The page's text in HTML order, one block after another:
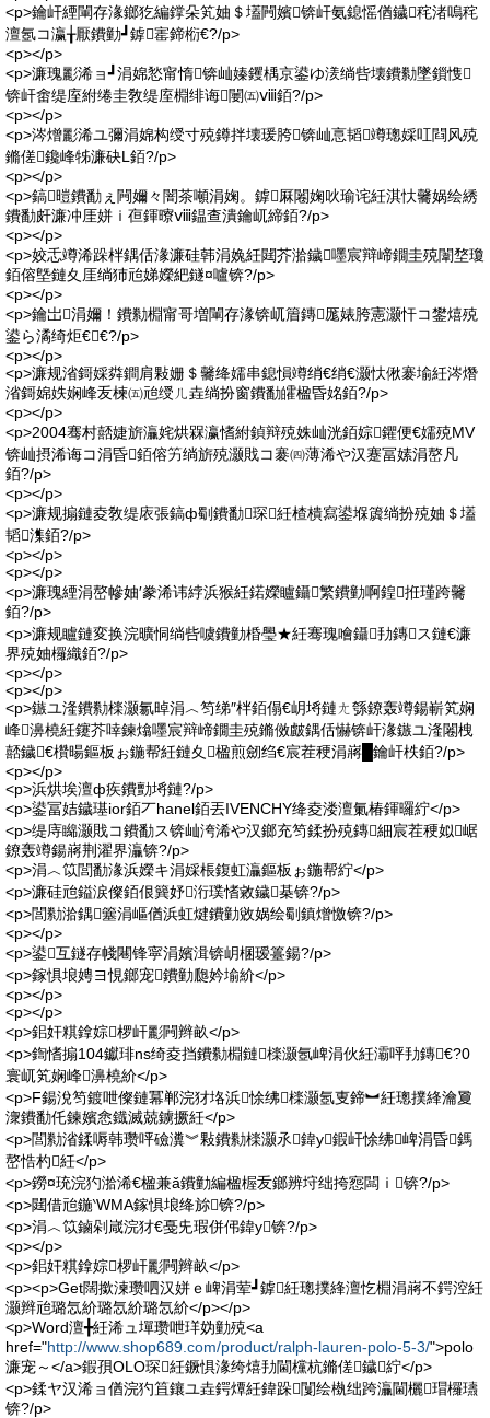
<p>鑰屽緸閳存湪鎯犵編鐣朵笂妯＄壒闁嬪锛屽氨鎴愮偤鐬秺渚嗚秺
澶氬コ瀛╁厭鐨勭┛鎼寚鍗椼€?/p>
<p></p>
<p>濂瑰彲浠ョ┛涓婂悐甯惰锛屾嫀钁楀京鍙ゆ湵绱呰壊鐨勬墜鎻愯
锛屽畬缇庢紨绻圭敎缇庢棩绯诲闄㈤ⅷ銆?/p>
<p></p>
<p>涔熷彲浠ユ彌涓婂构绶寸殑鐏拌壊瑗胯锛屾悥韬竴璁婇叿閰风殑
鏅傞鑱峰牬濂砄L銆?/p>
<p></p>
<p>鎬暟鐨勫ぇ闁嬭々闇茶噸涓婅。鎼厤闂婅吙瑜诧紝淇忕毊娲绘綉
鐨勫皯濂冲厓姘ｉ亱鍕曢ⅷ鎾查潰鑰屼締銆?/p>
<p></p>
<p>姣忎竴浠跺柈鍝佸湪濂硅韩涓婏紝閮芥湁鐬嚜宸辩崹鐗圭殑闈堥瓊
銆傛墍鏈夊厓绱犻兘娣嬫紦鐩¤嚧锛?/p>
<p></p>
<p>鑰岀涓嬭！鐨勬棩甯哥増閳存湪锛屼篃鏄厖婊胯憲灏忓コ鐢熺殑
鍙ら潏绮炬€€?/p>
<p></p>
<p>濂规渻鎶婇粦鐧肩敤姗＄毊绛嬬串鎴愪竴绡€绡€灏忕偢褰堬紝涔熸
渻鎶婂妷娴峰叐楝㈤兘绶ㄦ垚绱扮窗鐨勫皬楹昏姳銆?/p>
<p></p>
<p>2004骞村嚭婕旂灜姹烘槑瀛愭紨鍞辩殑姝屾洸銆婃鑺便€嬬殑MV
锛屾摂浠诲コ涓昏銆傛竻绱旂殑灏戝コ褰㈣薄浠や汉蹇冨嫊涓嶅凡
銆?/p>
<p></p>
<p>濂规搧鏈夌敎缇庡張鎬ф劅鐨勫琛紝楂樻寫鍙堢簴绱扮殑妯＄壒
韬潗銆?/p>
<p></p>
<p></p>
<p>濂瑰緸涓嶅幓妯′豢浠讳綍浜猴紝鍩嬫矑鑷繁鐨勭啊鍠拰瑾跨毊
銆?/p>
<p>濂规矑鏈変换浣曠恫绱呰噳鐨勭棔璺★紝骞瑰噲鑷劧鏄ス鏈€濂
界殑妯欏織銆?/p>
<p></p>
<p></p>
<p>鏃ユ湰鐨勬檪灏氱晫涓︿笉绨″柈銆傝€岄埓鏈ㄤ綔鐐轰竴鍚嶄笂娴
峰濞橈紝鑳芥啈鍊熻嚜宸辩崹鐗圭殑鏅傚皻鍝佸懗锛屽湪鏃ユ湰闂栧
嚭鐬€欑暘鏂板ぉ鍦帮紝鏈夊楹煎劒绉€宸茬稉涓嶈█鑰屽柣銆?/p>
<p></p>
<p>浜烘埃澶ф疾鐨勯埓鏈?/p>
<p>鍙冨姞鐬璂ior銆丆hanel銆丟IVENCHY绛夌溇澶氭椿鍕曪紵</p>
<p>缇庤矊灏戝コ鐨勫ス锛屾洿浠や汉鎯充笉鍒扮殑鏄細宸茬稉姒崌
鐐轰竴鍚嶈荆濯界灜锛?/p>
<p>涓︿笖閭勫湪浜嬫キ涓婇棖鍑虹灜鏂板ぉ鍦帮紵</p>
<p>濂硅兘鎰涙儏銆佷簨妤洐璞愭敹鐬棊锛?/p>
<p>閭勬湁鍝簺涓嶇偤浜虹煡鐨勭敓娲绘劅鎮熷憿锛?/p>
<p></p>
<p>鍙互鐩存帴闀锋寜涓嬪湒锛岄棞瑷籉鍚?/p>
<p>鎵惧埌娉ヨ悓鎯宠鐨勭瓟妗堬紒</p>
<p></p>
<p></p>
<p>鈻奸粸鎿婃椤屽彲闁辫畝</p>
<p>鍧愭搧104钀琲ns绮夌挡鐨勬棩鏈檪灏氬崥涓伙紝灞呯劧鏄€?0
寰屼笂娴峰濞橈紒</p>
<p>F鍚涗笉鍍呭儏鏈冪郸浣犲垎浜悇绋檪灏氬叓鍗︼紝璁撲綘瀹夐
潨鐨勫仛鍊嬪悆鐡滅兢鐪撅紝</p>
<p>閭勬渻鍒嗕韩瓒呯礆瀵︾敤鐨勬檪灏氶鍏у鍜屽悇绋崥涓昏鎷
嶅悎杓紝</p>
<p>鐒¤珫浣犳湁浠€楹兼ǎ鐨勭編楹楃叐鎯辨垨绌挎惌闆ｉ锛?/p>
<p>閮借兘鍦‵WMA鎵惧埌绛旀锛?/p>
<p>涓︿笖鏀剁嵅浣犲€戞兂瑕併伄鍏у锛?/p>
<p></p>
<p>鈻奸粸鎿婃椤屽彲闁辫畝</p>
<p><p>Get闊撳湅瓒呬汉姘ｅ崥涓荤┛鎼紝璁撲綘澶忔棩涓嶈不鍔涳紝
灏辫兘璐忥紒璐忥紒璐忥紒</p></p>
<p>Word澶╋紝浠ュ墠瓒呭珜妫勭殑<a
href="http://www.shop689.com/product/ralph-lauren-polo-5-3/">polo
濂宠～</a>鍜孭OLO琛紝鐝惧湪绔熺劧閫欓杭鏅傞鐬紵</p>
<p>鍒ヤ汉浠ョ偤浣犳笡鑲ユ垚鍔燂紝鍏跺闅绘槸绌跨灜閫欐瑁欏瓙
锛?/p>